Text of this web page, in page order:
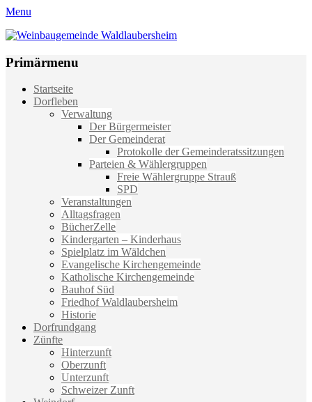
Menu
Weinbaugemeinde Waldlaubersheim
Primärmenu
Weiter
zum
Startseite
Dorfleben
Verwaltung
Der Bürgermeister
Der Gemeinderat
Protokolle der Gemeinderatssitzungen
Parteien & Wählergruppen
Freie Wählergruppe Strauß
SPD
Veranstaltungen
Alltagsfragen
BücherZelle
Kindergarten – Kinderhaus
Spielplatz im Wäldchen
Evangelische Kirchengemeinde
Katholische Kirchengemeinde
Bauhof Süd
Friedhof Waldlaubersheim
Historie
Dorfrundgang
Zünfte
Hinterzunft
Oberzunft
Unterzunft
Schweizer Zunft